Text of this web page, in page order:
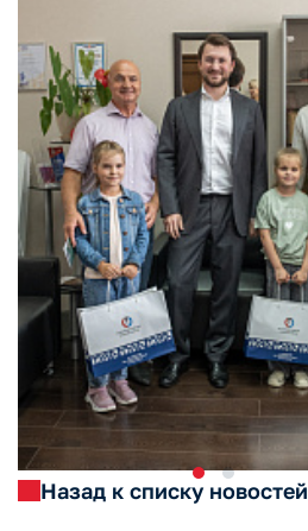
Назад к списку новостей